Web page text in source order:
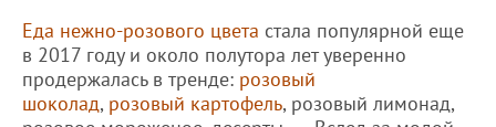
Еда нежно-розового цвета стала популярной еще
в 2017 году и около полутора лет уверенно
продержалась в тренде: розовый
шоколад, розовый картофель, розовый лимонад,